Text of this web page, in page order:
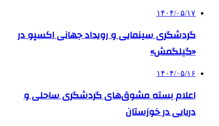
۱۴۰۴/۰۵/۱۷
گردشگری سینمایی و رویداد جهانی اکسپو در
«گیلگمش»
۱۴۰۴/۰۵/۱۶
اعلام بسته مشوق‌های گردشگری ساحلی و
دریایی در خوزستان